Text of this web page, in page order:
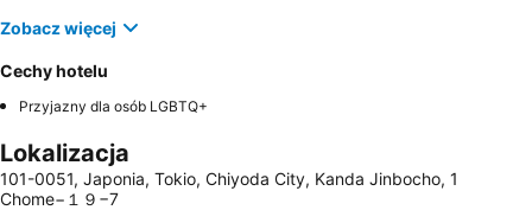
Zobacz więcej
Cechy hotelu
Przyjazny dla osób LGBTQ+
Lokalizacja
101-0051, Japonia, Tokio, Chiyoda City, Kanda Jinbocho, 1
Chome−１９−7